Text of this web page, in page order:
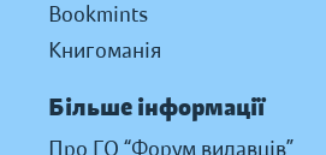
Bookmints
Книгоманія
Більше інформації
Про ГО “Форум видавців”